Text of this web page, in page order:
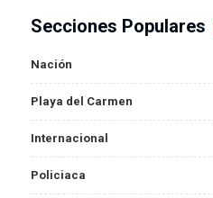
Secciones Populares
Nación
Playa del Carmen
Internacional
Policiaca